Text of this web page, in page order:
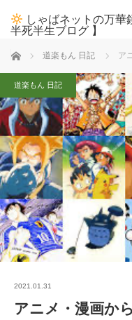
しゃばネットの万華
半死半生ブログ 】
ホーム 道楽もん 日記 ア
道楽もん 日記
2021.01.31
アニメ・漫画か